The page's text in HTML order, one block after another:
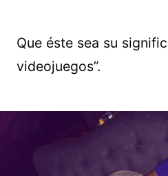
Que éste sea su
videojuegos”.